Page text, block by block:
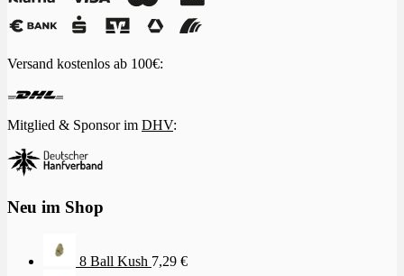
Versand kostenlos ab 100€:
Mitglied & Sponsor im DHV:
Neu im Shop
8 Ball Kush 7,29 €